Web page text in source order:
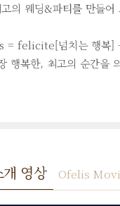
의 웨딩&파티를 만들어
= felicite[넘치는 행복]
행복한, 최고의 순간을
영상 Ofelis